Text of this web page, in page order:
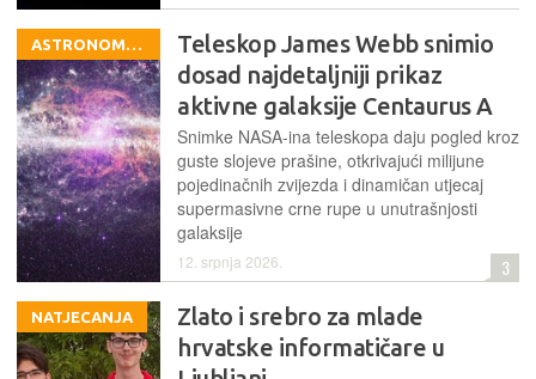
ASTRONOMIJA
Teleskop James Webb snimio
dosad najdetaljniji prikaz
aktivne galaksije Centaurus A
Snimke NASA-ina teleskopa daju pogled kroz
guste slojeve prašine, otkrivajući milijune
pojedinačnih zvijezda i dinamičan utjecaj
supermasivne crne rupe u unutrašnjosti
galaksije
12. srpnja 2026. 3
NATJECANJA
Zlato i srebro za mlade
hrvatske informatičare u